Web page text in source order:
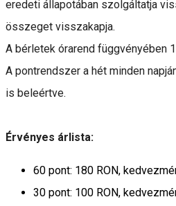
eredeti állapotában szolgáltatja
összeget visszakapja.
A bérletek órarend függvényében
A pontrendszer a hét minden
is beleértve.
Érvényes árlista:
60 pont: 180 RON,
30 pont: 100 RON,